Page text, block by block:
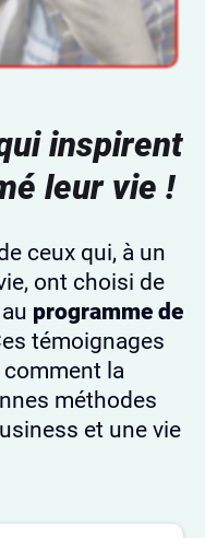
inspirent
leur vie !
ceux qui, à un
ont choisi de
programme de
témoignages
la
méthodes
et une vie